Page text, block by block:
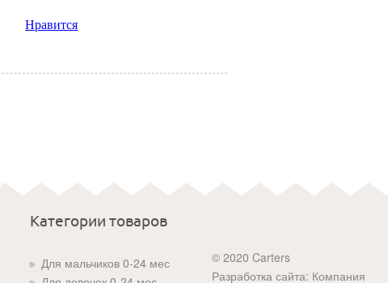
Нравится
Категории товаров
Для мальчиков 0-24 мес
© 2020 Carters
Разработка сайта: Компания